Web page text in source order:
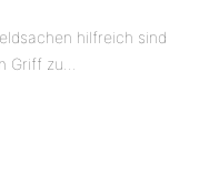
hilfreich sind
Griff zu...